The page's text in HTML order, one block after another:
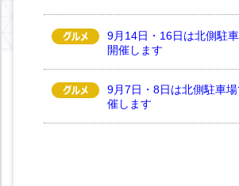
9月14日・16日は北側駐
開催します
9月7日・8日は北側駐車
催します